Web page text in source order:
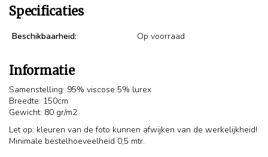
Specificaties
Beschikbaarheid: Op voorraad
Informatie
Samenstelling: 95% viscose 5% lurex
Breedte: 150cm
Gewicht: 80 gr/m2
Let op: kleuren van de foto kunnen afwijken van de werkelijkheid!
Minimale bestelhoeveelheid 0,5 mtr.